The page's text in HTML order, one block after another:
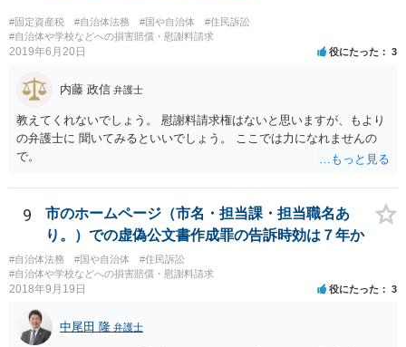
#固定資産税 #自治体法務 #国や自治体
#住民訴訟
#自治体や学校などへの損害賠償・慰謝料請求
2019年6月20日 役にたった 3
内藤 政信 弁護士
教えてくれないでしょう。 慰謝料請求権はないと思いますが、もより
の弁護士に 聞いてみるといいでしょう。 ここでは力になれませんの
で。
9
市のホームページ（市名・担当課・担当職名あ
り。）での虚偽公文書作成罪の告訴時効は７年か
#自治体法務 #国や自治体
#住民訴訟
#自治体や学校などへの損害賠償・慰謝料請求
2018年9月19日 役にたった 3
中尾田 隆 弁護士